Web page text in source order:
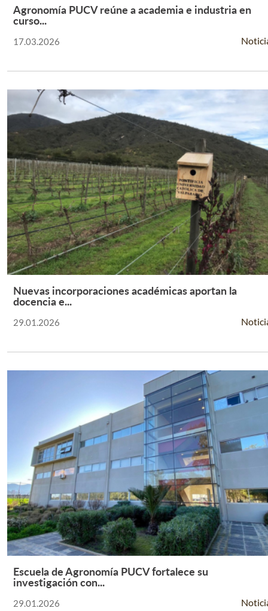
Leer Más +
Agronomía PUCV reúne a academia e industria en
curso...
17.03.2026
Leer Más +
Nuevas incorporaciones académicas aportan la
docencia e...
29.01.2026
Leer Más +
Escuela de Agronomía PUCV fortalece su
investigación con...
29.01.2026